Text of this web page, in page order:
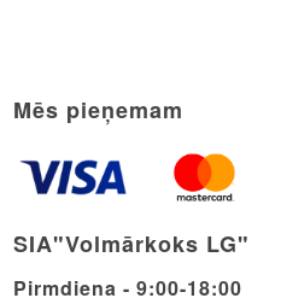
Mēs pieņemam
SIA"Volmārkoks LG"
Pirmdiena - 9:00-18:00